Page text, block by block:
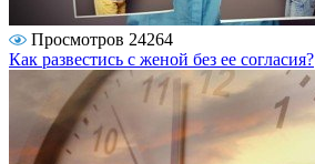
Просмотров 24264
Как развестись с женой без ее согласия?